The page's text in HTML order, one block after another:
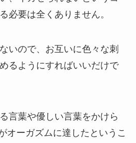
必要は全くありません。
いので、お互いに色々な刺
るようにすればいいだけで
言葉や優しい言葉をかけら
オーガズムに達したというこ